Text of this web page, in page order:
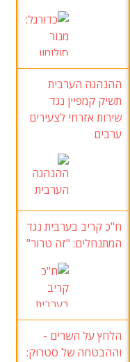
ההנהגה הערבית
תשיק קמפיין נגד
שירות אזרחי לצעירים
ערבים
ח"כ קריב בערבית נגד
המתנחלים: "זה טרור"
הלחץ על השרים -
וההבטחה של סטרוק: